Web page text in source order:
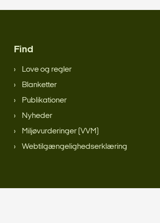
Find
Love og regler
Blanketter
Publikationer
Nyheder
Miljøvurderinger (VVM)
Webtilgængelighedserklæring